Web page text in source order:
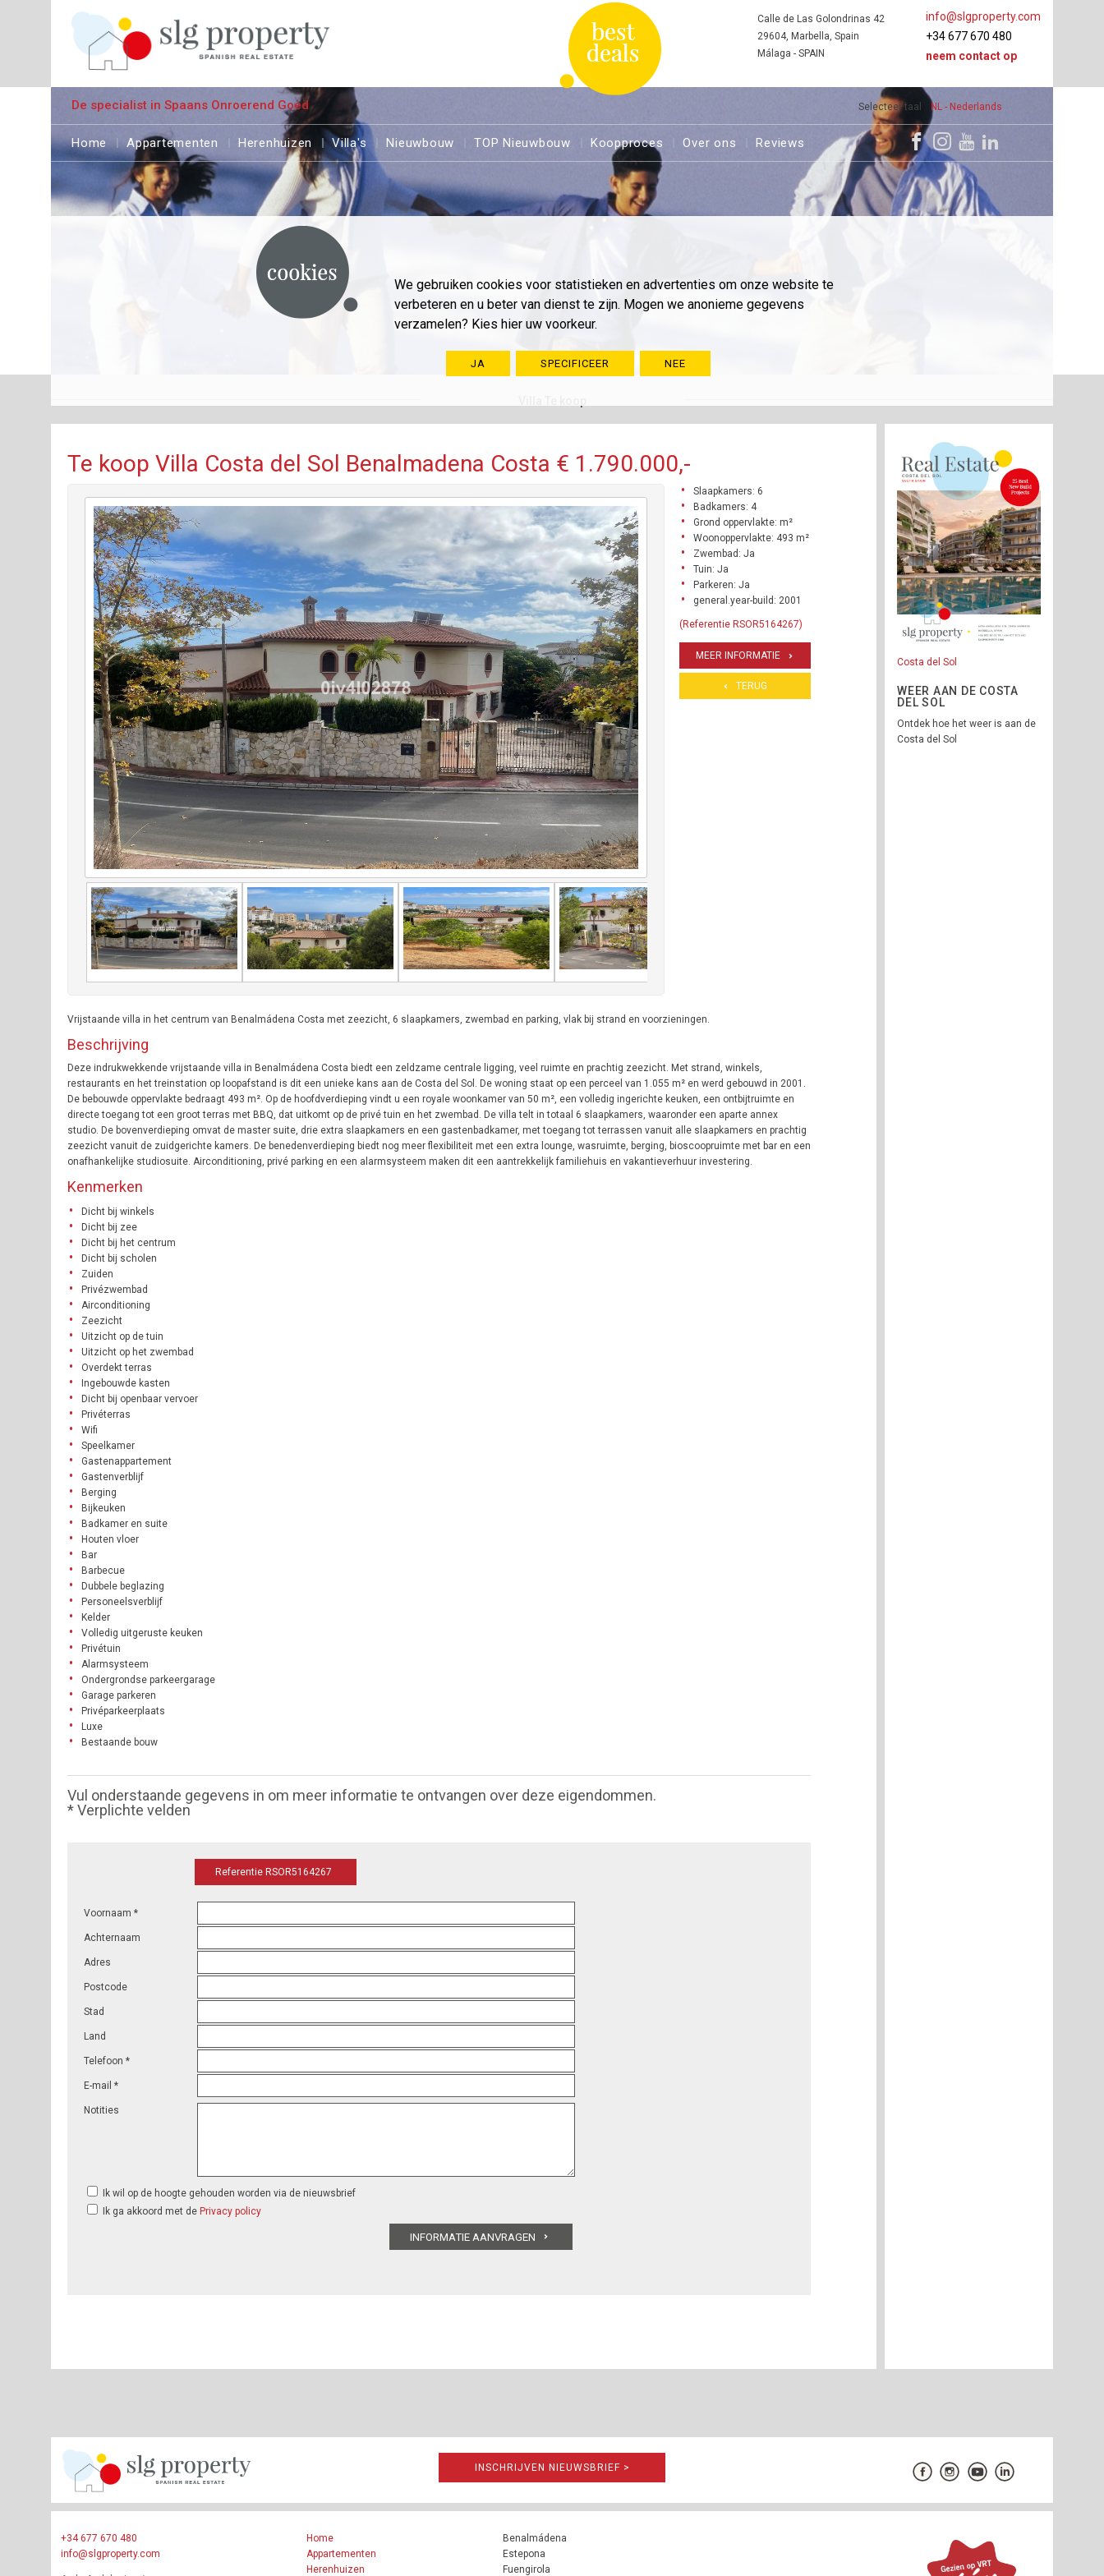
We gebruiken cookies voor statistieken en advertenties om onze website te
verbeteren en u beter van dienst te zijn. Mogen we anonieme gegevens
verzamelen? Kies hier uw voorkeur.
JA SPECIFICEER NEE
Selecteer taal NL - Nederlands
info@slgproperty.com
+34 677 670 480
neem contact op
Calle de Las Golondrinas 42
29604, Marbella, Spain
Málaga - SPAIN
De specialist in Spaans Onroerend Goed
Home Appartementen Herenhuizen Villa's Nieuwbouw TOP Nieuwbouw Koopproces Over ons Reviews
Te koop Villa Costa del Sol Benalmadena Costa € 1.790.000,-
Slaapkamers: 6
Badkamers: 4
Grond oppervlakte: m²
Woonoppervlakte: 493 m²
Zwembad: Ja
Tuin: Ja
Parkeren: Ja
general.year-build: 2001
(Referentie RSOR5164267)
MEER INFORMATIE
TERUG
Vrijstaande villa in het centrum van Benalmádena Costa met zeezicht, 6 slaapkamers, zwembad en parking, vlak bij strand en voorzieningen.
Beschrijving
Deze indrukwekkende vrijstaande villa in Benalmádena Costa biedt een zeldzame centrale ligging, veel ruimte en prachtig zeezicht. Met strand, winkels,
restaurants en het treinstation op loopafstand is dit een unieke kans aan de Costa del Sol. De woning staat op een perceel van 1.055 m² en werd gebouwd in 2001.
De bebouwde oppervlakte bedraagt 493 m². Op de hoofdverdieping vindt u een royale woonkamer van 50 m², een volledig ingerichte keuken, een ontbijtruimte en
directe toegang tot een groot terras met BBQ, dat uitkomt op de privé tuin en het zwembad. De villa telt in totaal 6 slaapkamers, waaronder een aparte annex
studio. De bovenverdieping omvat de master suite, drie extra slaapkamers en een gastenbadkamer, met toegang tot terrassen vanuit alle slaapkamers en prachtig
zeezicht vanuit de zuidgerichte kamers. De benedenverdieping biedt nog meer flexibiliteit met een extra lounge, wasruimte, berging, bioscoopruimte met bar en een
onafhankelijke studiosuite. Airconditioning, privé parking en een alarmsysteem maken dit een aantrekkelijk familiehuis en vakantieverhuur investering.
Kenmerken
Dicht bij winkels
Dicht bij zee
Dicht bij het centrum
Dicht bij scholen
Zuiden
Privézwembad
Airconditioning
Zeezicht
Uitzicht op de tuin
Uitzicht op het zwembad
Overdekt terras
Ingebouwde kasten
Dicht bij openbaar vervoer
Privéterras
Wifi
Speelkamer
Gastenappartement
Gastenverblijf
Berging
Bijkeuken
Badkamer en suite
Houten vloer
Bar
Barbecue
Dubbele beglazing
Personeelsverblijf
Kelder
Volledig uitgeruste keuken
Privétuin
Alarmsysteem
Ondergrondse parkeergarage
Garage parkeren
Privéparkeerplaats
Luxe
Bestaande bouw
Vul onderstaande gegevens in om meer informatie te ontvangen over deze eigendommen.
* Verplichte velden
Referentie RSOR5164267
Voornaam *
Achternaam
Adres
Postcode
Stad
Land
Telefoon *
E-mail *
Notities
Ik wil op de hoogte gehouden worden via de nieuwsbrief
Ik ga akkoord met de Privacy policy
Costa del Sol
WEER AAN DE COSTA
DEL SOL
Ontdek hoe het weer is aan de
Costa del Sol
INSCHRIJVEN NIEUWSBRIEF >
+34 677 670 480
info@slgproperty.com
Home
Appartementen
Herenhuizen
Benalmádena
Estepona
Fuengirola